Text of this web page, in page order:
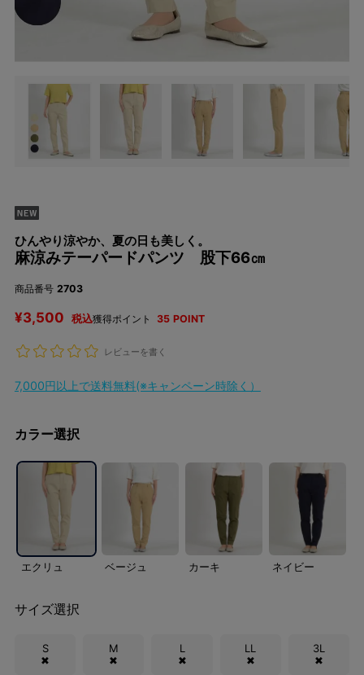
ひんやり涼やか、夏の日も美しく。
麻涼みテーパードパンツ 股下66㎝
商品番号 2703
¥3,500 税込獲得ポイント 35 POINT
レビューを書く
7,000円以上で送料無料(※キャンペーン時除く）
カラー選択
エクリュ ベージュ カーキ ネイビー
サイズ選択
S
✖
M
✖
L
✖
LL
✖
3L
✖